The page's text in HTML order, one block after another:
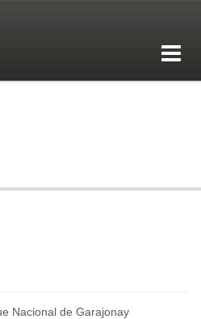
Nacional de Garajonay